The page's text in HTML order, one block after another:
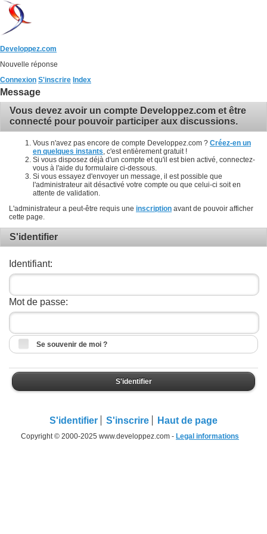
Developpez.com
Nouvelle réponse
Connexion S'inscrire Index
Message
Vous devez avoir un compte Developpez.com et être
connecté pour pouvoir participer aux discussions.
Vous n'avez pas encore de compte Developpez.com ? Créez-en un
en quelques instants , c'est entièrement gratuit !
Si vous disposez déjà d'un compte et qu'il est bien activé, connectez-
vous à l'aide du formulaire ci-dessous.
Si vous essayez d'envoyer un message, il est possible que
l'administrateur ait désactivé votre compte ou que celui-ci soit en
attente de validation.
L'administrateur a peut-être requis une inscription avant de pouvoir afficher
cette page.
S'identifier
Identifiant:
Mot de passe:
Se souvenir de moi ?
S'identifier
S'identifier S'inscrire Haut de page
Copyright © 2000-2025 www.developpez.com - Legal informations